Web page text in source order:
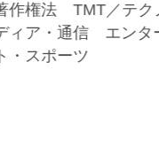
作権法 TMT／テク
ィア・通信 エンタ
・スポーツ